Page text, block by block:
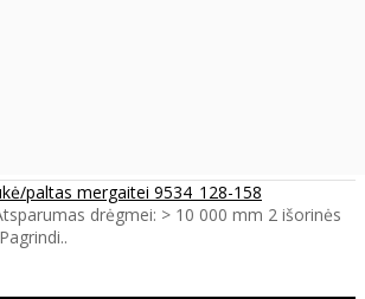
paltas mergaitei 9534_128-158
drėgmei: > 10 000 mm 2 išorinės